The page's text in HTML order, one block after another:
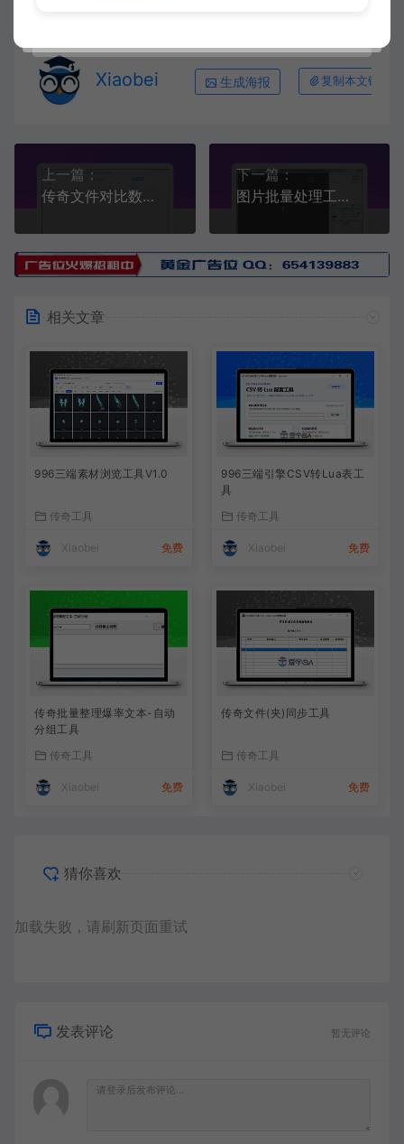
Xiaobei 生成海报 复制本文链接
上一篇：
传奇文件对比数据清理合集
下一篇：
图片批量处理工具(2022.09.07)
相关文章
996三端素材浏览工具V1.0
传奇工具
Xiaobei 免费
996三端引擎CSV转Lua表工
具
传奇工具
Xiaobei 免费
传奇批量整理爆率文本-自动
分组工具
传奇工具
Xiaobei 免费
传奇文件(夹)同步工具
传奇工具
Xiaobei 免费
猜你喜欢
加载失败，请刷新页面重试
发表评论 暂无评论